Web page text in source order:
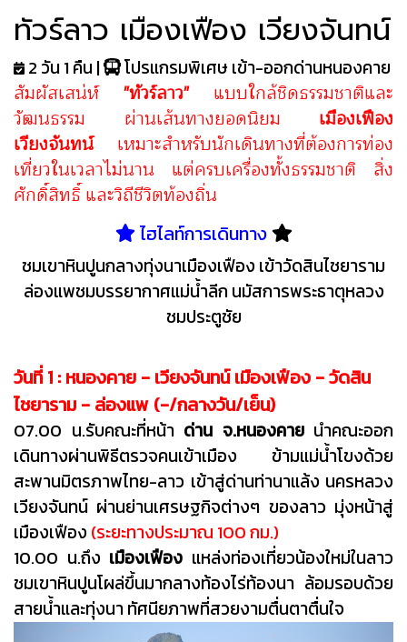
ทัวร์ลาว เมืองเฟือง เวียงจันทน์
2 วัน 1 คืน | โปรแกรมพิเศษ เข้า-ออกด่านหนองคาย
สัมผัสเสน่ห์ "ทัวร์ลาว"แบบใกล้ชิดธรรมชาติและ
วัฒนธรรม ผ่านเส้นทางยอดนิยม เมืองเฟือง
เวียงจันทน์เหมาะสำหรับนักเดินทางที่ต้องการท่อง
เที่ยวในเวลาไม่นาน แต่ครบเครื่องทั้งธรรมชาติ สิ่ง
ศักดิ์สิทธิ์ และวิถีชีวิตท้องถิ่น
ไฮไลท์การเดินทาง
ชมเขาหินปูนกลางทุ่งนาเมืองเฟือง เข้าวัดสินไชยาราม
ล่องแพชมบรรยากาศแม่น้ำลีก นมัสการพระธาตุหลวง
ชมประตูชัย
วันที่ 1 : หนองคาย - เวียงจันทน์ เมืองเฟือง - วัดสิน
ไชยาราม - ล่องแพ (-/กลางวัน/เย็น)
07.00 น.รับคณะที่หน้า ด่าน จ.หนองคายนำคณะออก
เดินทางผ่านพิธีตรวจคนเข้าเมือง ข้ามแม่น้ำโขงด้วย
สะพานมิตรภาพไทย-ลาว เข้าสู่ด่านท่านาแล้ง นครหลวง
เวียงจันทน์ ผ่านย่านเศรษฐกิจต่างๆ ของลาว มุ่งหน้าสู่
เมืองเฟือง (ระยะทางประมาณ 100 กม.)
10.00 น.ถึง เมืองเฟือง แหล่งท่องเที่ยวน้องใหม่ในลาว
ชมเขาหินปูนโผล่ขึ้นมากลางท้องไร่ท้องนา ล้อมรอบด้วย
สายน้ำและทุ่งนา ทัศนียภาพที่สวยงามตื่นตาตื่นใจ